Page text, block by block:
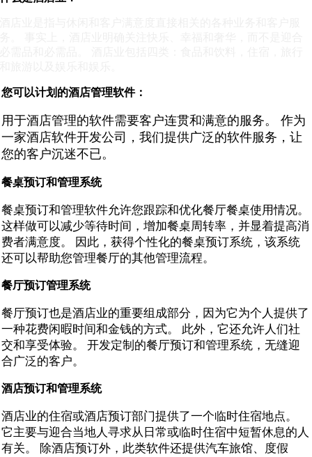
您可以计划的酒店管理软件：
用于酒店管理的软件需要客户连贯和满意的服务。 作为
一家酒店软件开发公司，我们提供广泛的软件服务，让
您的客户沉迷不已。
餐桌预订和管理系统
餐桌预订和管理软件允许您跟踪和优化餐厅餐桌使用情况。
这样做可以减少等待时间，增加餐桌周转率，并显着提高消
费者满意度。 因此，获得个性化的餐桌预订系统，该系统
还可以帮助您管理餐厅的其他管理流程。
餐厅预订管理系统
餐厅预订也是酒店业的重要组成部分，因为它为个人提供了
一种花费闲暇时间和金钱的方式。 此外，它还允许人们社
交和享受体验。 开发定制的餐厅预订和管理系统，无缝迎
合广泛的客户。
酒店预订和管理系统
酒店业的住宿或酒店预订部门提供了一个临时住宿地点。
它主要与迎合当地人寻求从日常或临时住宿中短暂休息的人
有关。 除酒店预订外，此类软件还提供汽车旅馆、度假